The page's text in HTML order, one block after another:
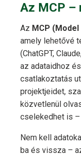
Az MCP –
Az MCP
amely lehetővé
(ChatGPT,
az adataidhoz
csatlakoztatás
projektjeidet,
közvetlenül
cselekedhet is
Nem kell
ba és vissza –